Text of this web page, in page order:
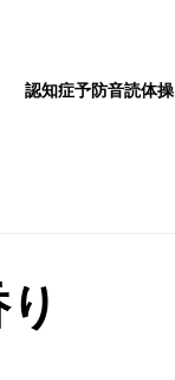
認知症予防音読体操